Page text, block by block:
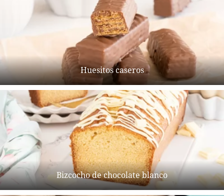
Huesitos caseros
Bizcocho de chocolate blanco